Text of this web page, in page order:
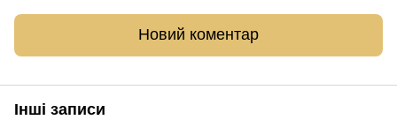
Новий коментар
Інші записи